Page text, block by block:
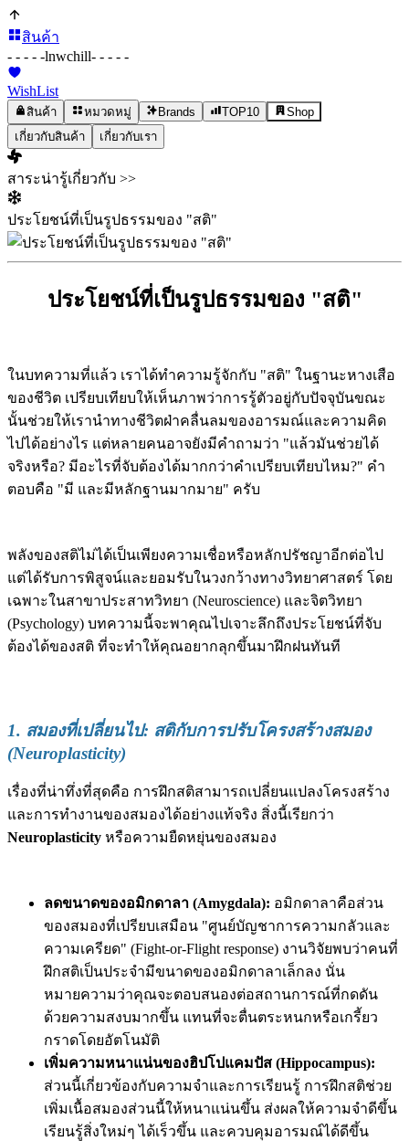
สินค้า
- - - - -lnwchill- - - - -
WishList
สินค้า หมวดหมู่ Brands TOP10
Shop
เกี่ยวกับสินค้า
เกี่ยวกับเรา
สาระน่ารู้เกี่ยวกับ >>
ประโยชน์ที่เป็นรูปธรรมของ "สติ"
ประโยชน์ที่เป็นรูปธรรมของ "สติ"
ในบทความที่แล้ว เราได้ทำความรู้จักกับ "สติ" ในฐานะหางเสือ
ของชีวิต เปรียบเทียบให้เห็นภาพว่าการรู้ตัวอยู่กับปัจจุบันขณะ
นั้นช่วยให้เรานำทางชีวิตฝ่าคลื่นลมของอารมณ์และความคิด
ไปได้อย่างไร แต่หลายคนอาจยังมีคำถามว่า "แล้วมันช่วยได้
จริงหรือ? มีอะไรที่จับต้องได้มากกว่าคำเปรียบเทียบไหม?" คำ
ตอบคือ "มี และมีหลักฐานมากมาย" ครับ
พลังของสติไม่ได้เป็นเพียงความเชื่อหรือหลักปรัชญาอีกต่อไป
แต่ได้รับการพิสูจน์และยอมรับในวงกว้างทางวิทยาศาสตร์ โดย
เฉพาะในสาขาประสาทวิทยา (Neuroscience) และจิตวิทยา
(Psychology) บทความนี้จะพาคุณไปเจาะลึกถึงประโยชน์ที่จับ
ต้องได้ของสติ ที่จะทำให้คุณอยากลุกขึ้นมาฝึกฝนทันที
1. สมองที่เปลี่ยนไป: สติกับการปรับโครงสร้างสมอง
(Neuroplasticity)
เรื่องที่น่าทึ่งที่สุดคือ การฝึกสติสามารถเปลี่ยนแปลงโครงสร้าง
และการทำงานของสมองได้อย่างแท้จริง สิ่งนี้เรียกว่า
Neuroplasticity หรือความยืดหยุ่นของสมอง
ลดขนาดของอมิกดาลา (Amygdala): อมิกดาลาคือส่วน
ของสมองที่เปรียบเสมือน "ศูนย์บัญชาการความกลัวและ
ความเครียด" (Fight-or-Flight response) งานวิจัยพบว่าคนที่
ฝึกสติเป็นประจำมีขนาดของอมิกดาลาเล็กลง นั่น
หมายความว่าคุณจะตอบสนองต่อสถานการณ์ที่กดดัน
ด้วยความสงบมากขึ้น แทนที่จะตื่นตระหนกหรือเกรี้ยว
กราดโดยอัตโนมัติ
เพิ่มความหนาแน่นของฮิปโปแคมปัส (Hippocampus):
ส่วนนี้เกี่ยวข้องกับความจำและการเรียนรู้ การฝึกสติช่วย
เพิ่มเนื้อสมองส่วนนี้ให้หนาแน่นขึ้น ส่งผลให้ความจำดีขึ้น
เรียนรู้สิ่งใหม่ๆ ได้เร็วขึ้น และควบคุมอารมณ์ได้ดีขึ้น